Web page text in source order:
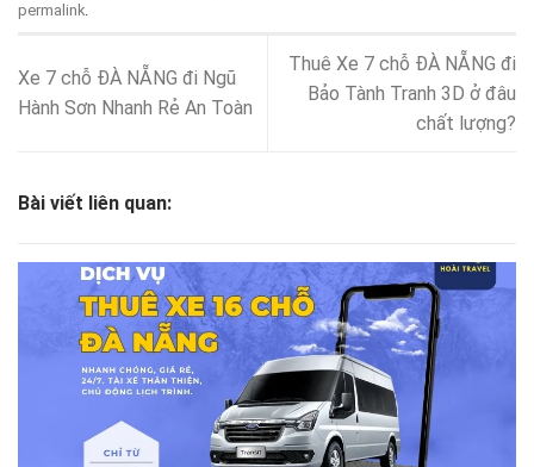
permalink.
Xe 7 chỗ ĐÀ NẴNG đi Ngũ
Hành Sơn Nhanh Rẻ An Toàn
Thuê Xe 7 chỗ ĐÀ NẴNG đi
Bảo Tành Tranh 3D ở đâu
chất lượng?
Bài viết liên quan: